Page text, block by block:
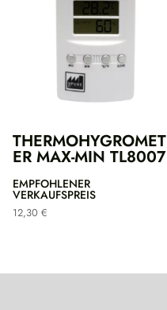
THERMOHYGROMET
ER MAX-MIN TL8007
EMPFOHLENER
VERKAUFSPREIS
12,30 €